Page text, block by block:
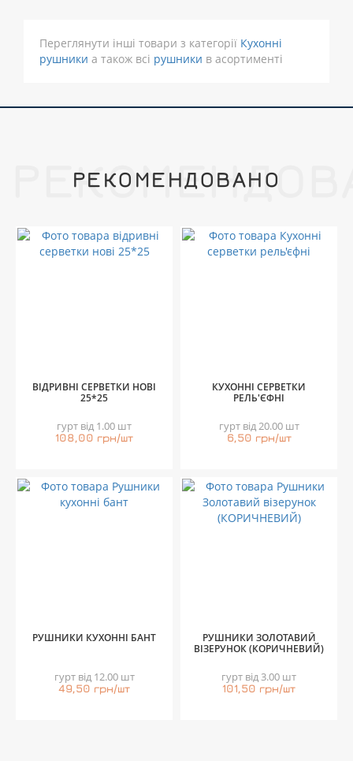
Переглянути інші товари з категорії Кухонні
рушники а також всі рушники в асортименті
РЕКОМЕНДОВАНО
ВІДРИВНІ СЕРВЕТКИ НОВІ
25*25
гурт від 1.00 шт
108,00 грн/шт
КУХОННІ СЕРВЕТКИ
РЕЛЬ'ЄФНІ
гурт від 20.00 шт
6,50 грн/шт
РУШНИКИ КУХОННІ БАНТ
гурт від 12.00 шт
49,50 грн/шт
РУШНИКИ ЗОЛОТАВИЙ
ВІЗЕРУНОК (КОРИЧНЕВИЙ)
гурт від 3.00 шт
101,50 грн/шт